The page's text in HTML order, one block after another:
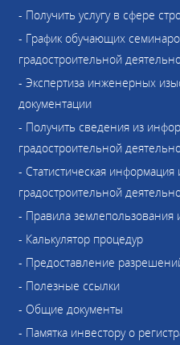
- Получить услугу в сфере
- График обучающих
градостроительной
- Экспертиза инженерных
документации
- Получить сведения из
градостроительной
- Статистическая
градостроительной
- Правила землепользования
- Калькулятор процедур
- Предоставление
- Полезные ссылки
- Общие документы
- Памятка инвестору о